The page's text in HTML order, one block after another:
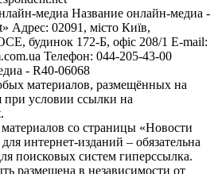
медиа Название онлайн-медиа -
Адрес: 02091, місто Київ,
будинок 172-Б, офіс 208/1 E-mail:
Телефон: 044-205-43-00
- R40-06068
материалов, размещённых на
при условии ссылки на
со страницы «Новости
интернет-изданий – обязательна
поисковых систем гиперссылка.
размещена в независимости от